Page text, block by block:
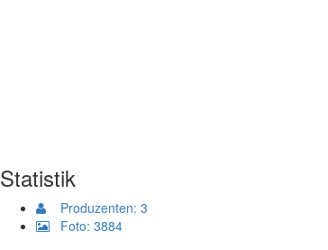
Statistik
Produzenten: 3
Foto: 3884